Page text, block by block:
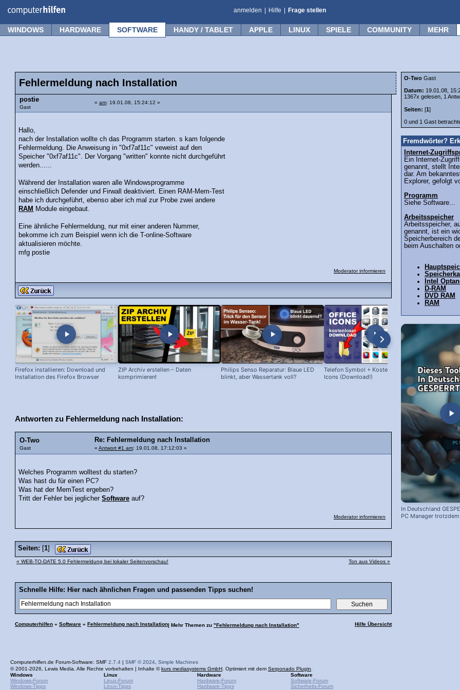
anmelden Hilfe Frage stellen
WINDOWS HARDWARE SOFTWARE HANDY / TABLET APPLE LINUX SPIELE COMMUNITY MEHR
Fehlermeldung nach Installation
postie
Gast
« am: 19.01.08, 15:24:12 »
Hallo,
nach der Installation wollte ch das Programm starten. s kam folgende
Fehlermeldung. Die Anweisung in "0xf7af11c" veweist auf den
Speicher "0xf7af11c". Der Vorgang "written" konnte nicht durchgeführt
werden......
Während der Installation waren alle Windowsprogramme
einschließlich Defender und Firwall deaktiviert. Einen RAM-Mem-Test
habe ich durchgeführt, ebenso aber ich mal zur Probe zwei andere
RAM Module eingebaut.
Eine ähnliche Fehlermeldung, nur mit einer anderen Nummer,
bekomme ich zum Beispiel wenn ich die T-online-Software
aktualisieren möchte.
mfg postie
Moderator informieren
Firefox installieren: Download und
Installation des Firefox Browser
ZIP Archiv erstellen – Daten
komprimieren!
Philips Senso Reparatur: Blaue LED
blinkt, aber Wassertank voll?
Telefon Symbol + Kostenlose Office
Icons (Download!)
Tolino:
Antworten zu Fehlermeldung nach Installation:
O-Two
Gast
Re: Fehlermeldung nach Installation
« Antwort #1 am: 19.01.08, 17:12:03 »
Welches Programm wolltest du starten?
Was hast du für einen PC?
Was hat der MemTest ergeben?
Tritt der Fehler bei jeglicherSoftware auf?
Moderator informieren
Seiten: [1]
« WEB-TO-DATE 5.0 Fehlermeldung bei lokaler Seitenvorschau! Ton aus Videos »
Schnelle Hilfe: Hier nach ähnlichen Fragen und passenden Tipps suchen!
Computerhilfen » Software » Fehlermeldung nach Installation Hilfe Übersicht
| Mehr Themen zu "Fehlermeldung nach Installation"
O-Two Gast
Datum: 19.01.08,
1367x gelesen, 1
Seiten: [1]
0 und 1 Gast
Fremdwörter?
Internet-
Ein Internet-
genannt, stellt
dar. Am
Explorer, gefolgt
Programm
Siehe Software...
Arbeitsspeicher
Arbeitsspeicher,
genannt, ist ein
Speicherbereich
beim Auschalten
Intel
D-RAM
DVD RAM
RAM
In Deutschland
PC Manager
Computerhilfen.de Forum-Software: SMF 2.7.4 | SMF © 2024 Simple Machines
© 2001-2026, Lewis Media. Alle Rechte vorbehalten | Inhalte ©kurs mediasystems GmbH . Optimiert mit dem Serponado Plugin
Windows
Windows-Forum
Windows-Tipps
Linux
Linux-Forum
Linux-Tipps
Hardware
Hardware-Forum
Hardware-Tipps
Software
Software-Forum
Sicherheits-Forum